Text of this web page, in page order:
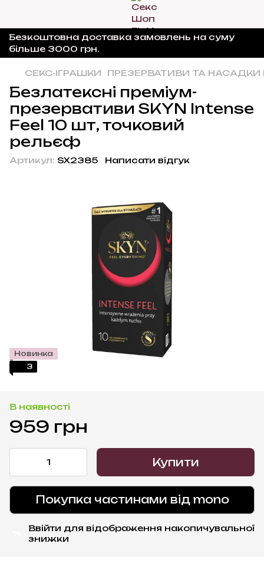
Безкоштовна доставка замовлень на суму
більше 3000 грн.
СЕКС-ІГРАШКИ ПРЕЗЕРВАТИВИ ТА НАСАДКИ
Безлатексні преміум-
презервативи SKYN Intense
Feel 10 шт, точковий
рельєф
Артикул: SX2385 Написати відгук
Новинка
3
В наявності
959 грн
Купити
Покупка частинами від mono
Ввійти для відображення накопичувальної
знижки